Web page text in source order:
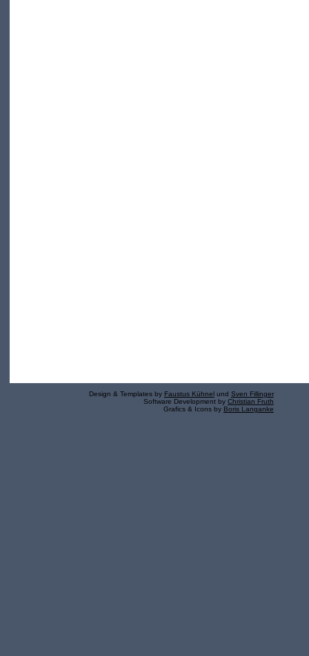
Design & Templates by Faustus Kühnel und Sven Fillinger
Software Development by Christian Fruth
Grafics & Icons by Boris Langanke